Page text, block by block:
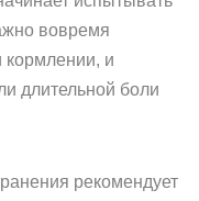
вовремя
кормлении, и
длительной боли
рекомендует